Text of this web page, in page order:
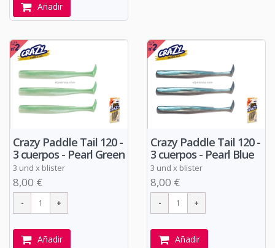
Añadir
Crazy Paddle Tail 120 -
3 cuerpos - Pearl Green
3 und x blister
8,00 €
Añadir
Crazy Paddle Tail 120 -
3 cuerpos - Pearl Blue
3 und x blister
8,00 €
Añadir